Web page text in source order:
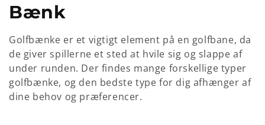
K
o
l
l
e
Bænk
Golfbænke er et vigtigt element på en golfbane, da
de giver spillerne et sted at hvile sig og slappe af
under runden. Der findes mange forskellige typer
golfbænke, og den bedste type for dig afhænger af
dine behov og præferencer.